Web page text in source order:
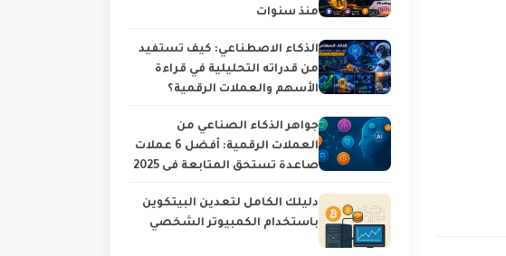
منذ سنوات
الذكاء الاصطناعي: كيف تستفيد
من قدراته التحليلية في قراءة
الأسهم والعملات الرقمية؟
جواهر الذكاء الصناعي من
العملات الرقمية: أفضل 6 عملات
صاعدة تستحق المتابعة في 2025
دليلك الكامل لتعدين البيتكوين
باستخدام الكمبيوتر الشخصي